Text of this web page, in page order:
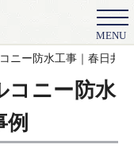
MENU
ニー防水工事｜春日井
コニー防水
例